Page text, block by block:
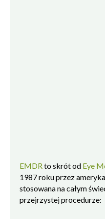
EMDR to skrót od Eye
1987 roku przez
stosowana na całym
przejrzystej procedurze: